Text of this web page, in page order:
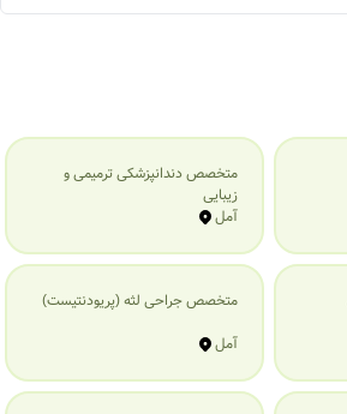
متخصص دندانپزشکی ترمیمی و
زیبایی
آمل
متخصص جراحی لثه (پریودنتیست)
آمل